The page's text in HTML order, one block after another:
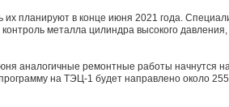
планируют в конце июня 2021 года.
металла цилиндра высокого
аналогичные ремонтные работы начнутся
на ТЭЦ-1 будет направлено около